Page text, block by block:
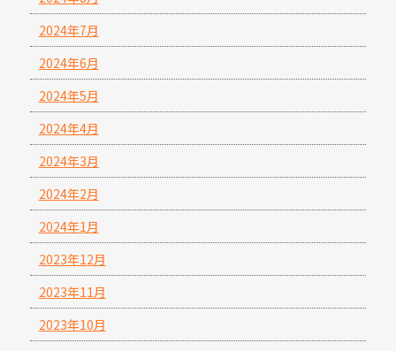
2024年7月
2024年6月
2024年5月
2024年4月
2024年3月
2024年2月
2024年1月
2023年12月
2023年11月
2023年10月